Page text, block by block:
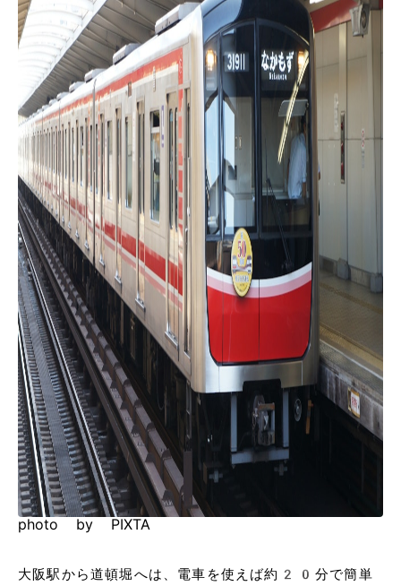
photo by PIXTA
大阪駅から道頓堀へは、電車を使えば約20分で簡単